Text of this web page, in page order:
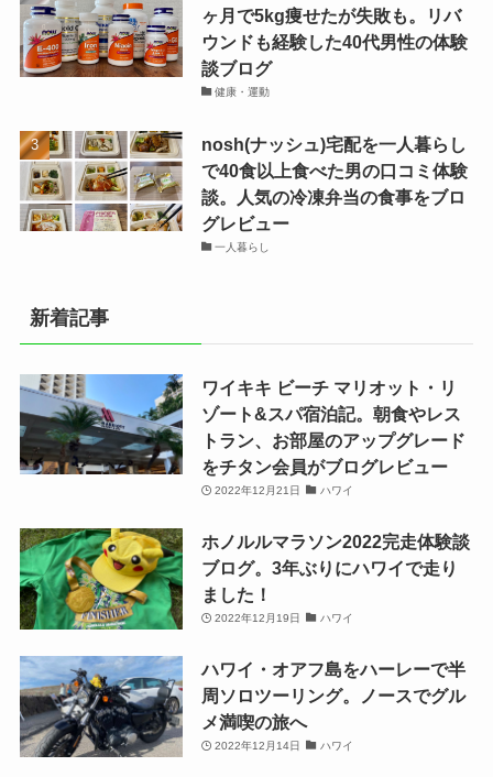
ヶ月で5kg痩せたが失敗も。リバ
ウンドも経験した40代男性の体験
談ブログ
健康・運動
nosh(ナッシュ)宅配を一人暮らし
で40食以上食べた男の口コミ体験
談。人気の冷凍弁当の食事をブロ
グレビュー
一人暮らし
新着記事
ワイキキ ビーチ マリオット・リ
ゾート&スパ宿泊記。朝食やレス
トラン、お部屋のアップグレード
をチタン会員がブログレビュー
2022年12月21日 ハワイ
ホノルルマラソン2022完走体験談
ブログ。3年ぶりにハワイで走り
ました！
2022年12月19日 ハワイ
ハワイ・オアフ島をハーレーで半
周ソロツーリング。ノースでグル
メ満喫の旅へ
2022年12月14日 ハワイ